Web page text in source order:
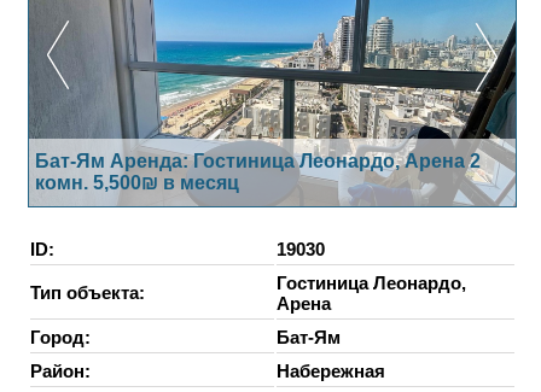
Бат-Ям Аренда: Гостиница Леонардо, Арена 2
комн. 5,500₪ в месяц
ID: 19030
Тип объекта:
Гостиница Леонардо,
Арена
Город:
Бат-Ям
Район:
Набережная